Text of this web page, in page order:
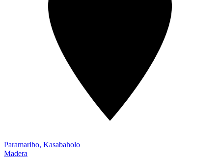
Paramaribo, Kasabaholo
Madera